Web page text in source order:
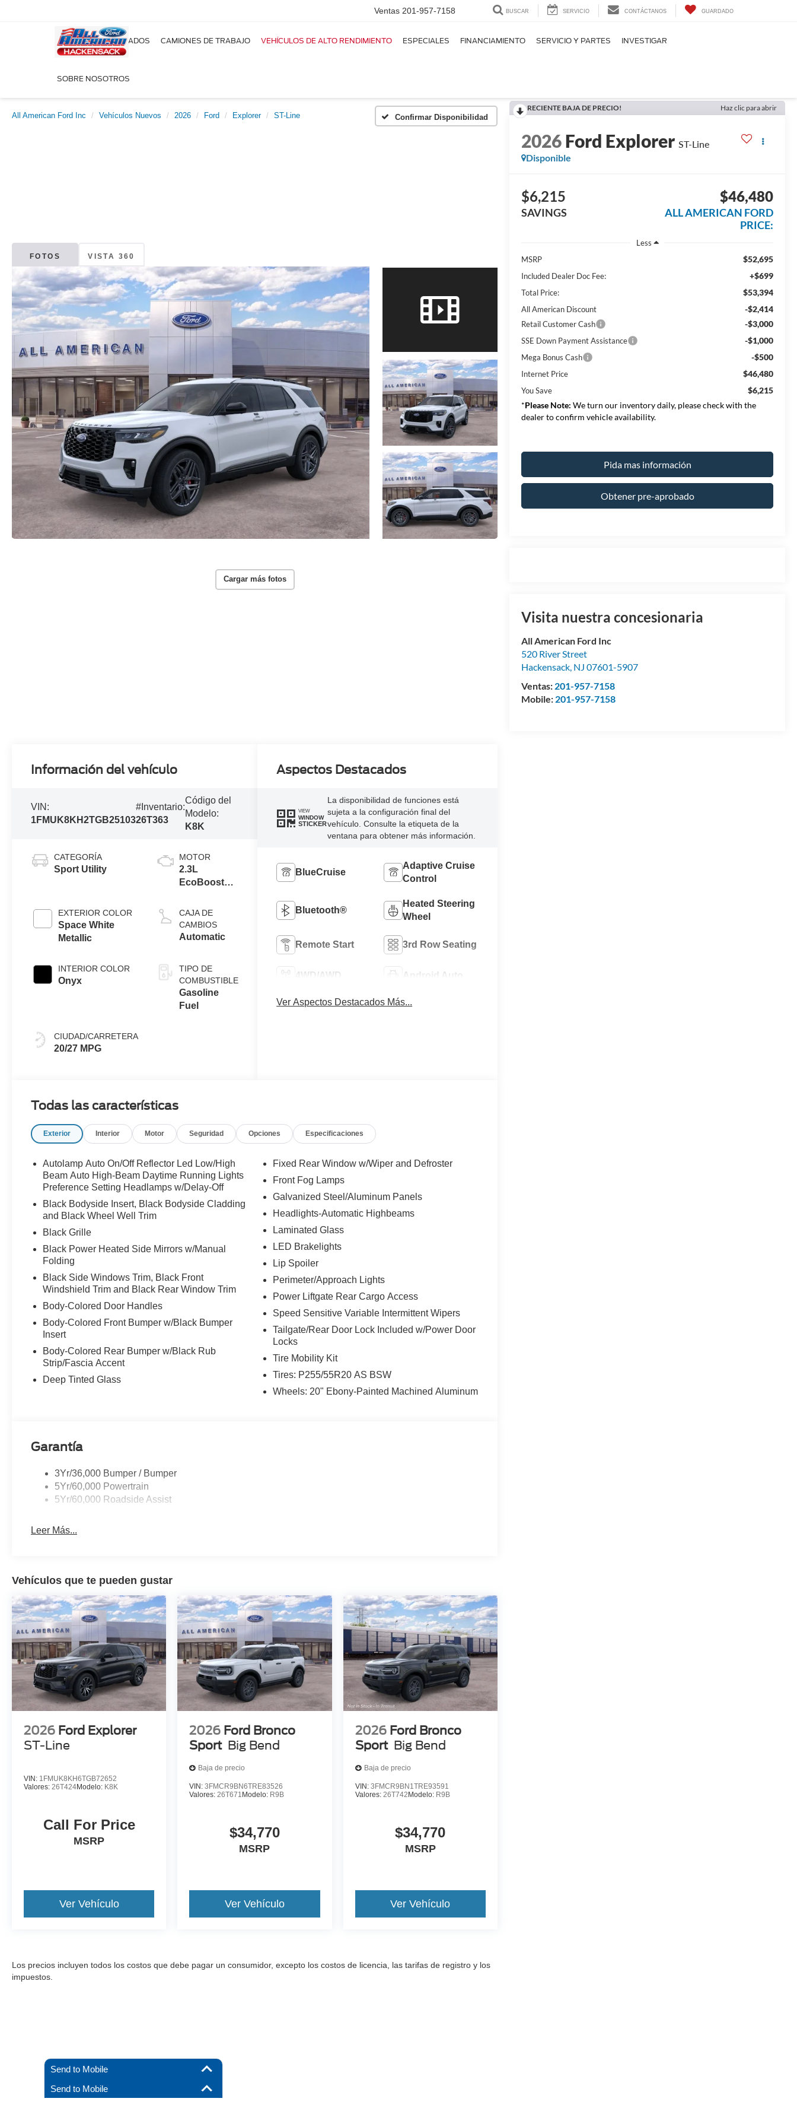
Ventas 201-957-7158 BUSCAR SERVICIO CONTÁCTANOS GUARDADO
NUEVOS USADOS CAMIONES DE TRABAJO VEHÍCULOS DE ALTO RENDIMIENTO ESPECIALES FINANCIAMIENTO SERVICIO Y PARTES INVESTIGAR
SOBRE NOSOTROS
All American Ford Inc Vehículos Nuevos 2026 Ford Explorer ST-Line Confirmar Disponibilidad
FOTOS VISTA 360
Cargar más fotos
RECIENTE BAJA DE PRECIO! Haz clic para abrir
2026Ford Explorer ST-Line
Disponible
$6,215
SAVINGS
$46,480
ALL AMERICAN FORD
PRICE:
Less
MSRP
$52,695
Included Dealer Doc Fee: +$699
Total Price: $53,394
All American Discount -$2,414
Retail Customer Cash -$3,000
SSE Down Payment Assistance -$1,000
Mega Bonus Cash -$500
Internet Price $46,480
You Save
$6,215
*Please Note: We turn our inventory daily, please check with the
dealer to confirm vehicle availability.
Pida mas información
Obtener pre-aprobado
Visita nuestra concesionaria
All American Ford Inc
520 River Street
Hackensack, NJ 07601-5907
Ventas: 201-957-7158
Mobile: 201-957-7158
Información del vehículo
VIN:
1FMUK8KH2TGB25103
#Inventario:
26T363
Código del
Modelo:
K8K
CATEGORÍA
Sport Utility
EXTERIOR COLOR
Space White
Metallic
INTERIOR COLOR
Onyx
CIUDAD/CARRETERA
20/27 MPG
MOTOR
2.3L
EcoBoost®
with Auto
Start-Stop
Technology
CAJA DE
CAMBIOS
Automatic
TIPO DE
COMBUSTIBLE
Gasoline
Fuel
Aspectos Destacados
VIEW
WINDOW
STICKER
La disponibilidad de funciones está
sujeta a la configuración final del
vehículo. Consulte la etiqueta de la
ventana para obtener más información.
BlueCruise
Adaptive Cruise
Control
Bluetooth®
Heated Steering
Wheel
Remote Start 3rd Row Seating
4WD/AWD Android Auto
Ver Aspectos Destacados Más...
Todas las características
Exterior Interior Motor Seguridad Opciones Especificaciones
Autolamp Auto On/Off Reflector Led Low/High
Beam Auto High-Beam Daytime Running Lights
Preference Setting Headlamps w/Delay-Off
Black Bodyside Insert, Black Bodyside Cladding
and Black Wheel Well Trim
Black Grille
Black Power Heated Side Mirrors w/Manual
Folding
Black Side Windows Trim, Black Front
Windshield Trim and Black Rear Window Trim
Body-Colored Door Handles
Body-Colored Front Bumper w/Black Bumper
Insert
Body-Colored Rear Bumper w/Black Rub
Strip/Fascia Accent
Deep Tinted Glass
Fixed Rear Window w/Wiper and Defroster
Front Fog Lamps
Galvanized Steel/Aluminum Panels
Headlights-Automatic Highbeams
Laminated Glass
LED Brakelights
Lip Spoiler
Perimeter/Approach Lights
Power Liftgate Rear Cargo Access
Speed Sensitive Variable Intermittent Wipers
Tailgate/Rear Door Lock Included w/Power Door
Locks
Tire Mobility Kit
Tires: P255/55R20 AS BSW
Wheels: 20" Ebony-Painted Machined Aluminum
Garantía
3Yr/36,000 Bumper / Bumper
5Yr/60,000 Powertrain
5Yr/60,000 Roadside Assist
Leer Más...
Vehículos que te pueden gustar
2026 Ford Explorer
ST-Line
VIN: 1FMUK8KH6TGB72652
Valores: 26T424Modelo: K8K
Call For Price
MSRP
Ver Vehículo
2026 Ford Bronco
Sport Big Bend
Baja de precio
VIN:3FMCR9BN6TRE83526
Valores:26T671 Modelo: R9B
$34,770
MSRP
Ver Vehículo
2026 Ford Bronco
Sport Big Bend
Baja de precio
VIN: 3FMCR9BN1TRE93591
Valores: 26T742 Modelo: R9B
$34,770
MSRP
Ver Vehículo
Los precios incluyen todos los costos que debe pagar un consumidor, excepto los costos de licencia, las tarifas de registro y los
impuestos.
Send to Mobile
Send to Mobile